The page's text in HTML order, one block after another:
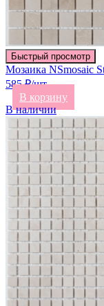
Быстрый просмотр
Мозаика NSmosaic
585 ₽/шт
В корзину
В наличии